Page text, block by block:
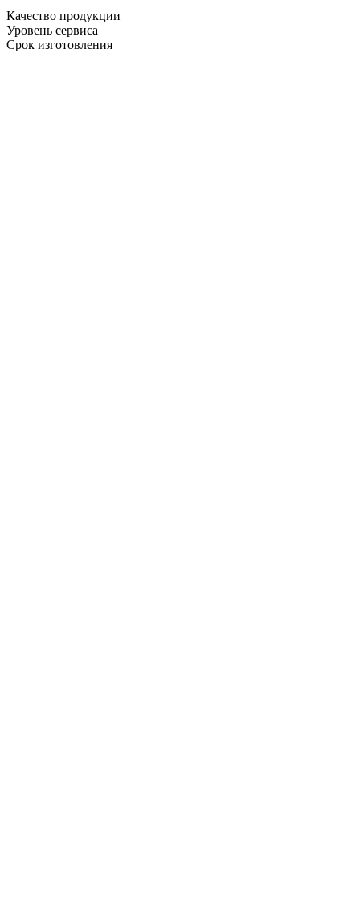
Качество продукции
Уровень сервиса
Срок изготовления